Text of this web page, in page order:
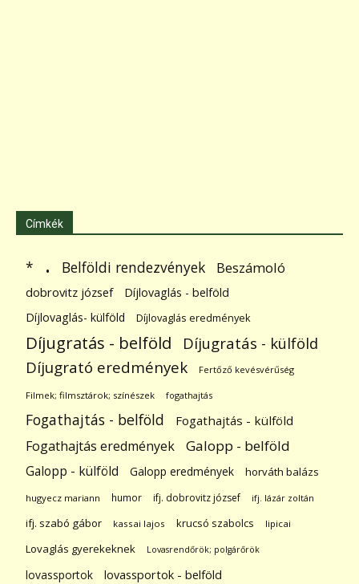
Címkék
* . Belföldi rendezvények Beszámoló
dobrovitz józsef
Díjlovaglás - belföld
Díjlovaglás- külföld
Díjlovaglás eredmények
Díjugratás - belföld Díjugratás - külföld
Díjugrató eredmények Fertőző kevésvérűség
Filmek; filmsztárok; színészek fogathajtás
Fogathajtás - belföld Fogathajtás - külföld
Fogathajtás eredmények Galopp - belföld
Galopp - külföld Galopp eredmények horváth balázs
hugyecz mariann humor ifj. dobrovitz józsef ifj. lázár zoltán
ifj. szabó gábor kassai lajos krucsó szabolcs lipicai
Lovaglás gyerekeknek Lovasrendőrök; polgárőrök
lovassportok lovassportok - belföld